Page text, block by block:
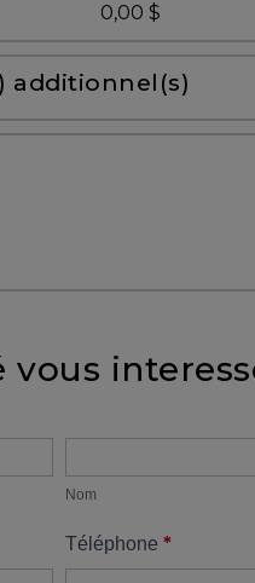
0,00 $
additionnel(s)
Nom
Téléphone*